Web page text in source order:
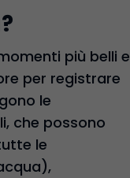
più belli e
per registrare
le
che possono
le